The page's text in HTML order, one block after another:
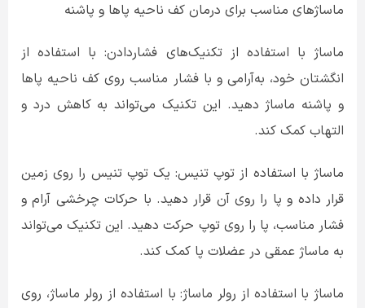
ماساژهای مناسب برای درمان کف ناحیه پاها و پاشنه
ماساژ با استفاده از تکنیک‌های فشاردادن: با استفاده از
انگشتان خود، به‌آرامی و با فشار مناسب روی کف ناحیه پاها
و پاشنه ماساژ دهید. این تکنیک می‌تواند به کاهش درد و
التهاب کمک کند.
ماساژ با استفاده از توپ تنیس: یک توپ تنیس را روی زمین
قرار داده و پا را روی آن قرار دهید. با حرکات چرخشی آرام و
فشار مناسب، پا را روی توپ حرکت دهید. این تکنیک می‌تواند
به ماساژ عمقی در عضلات پا کمک کند.
ماساژ با استفاده از رولر ماساژ: با استفاده از رولر ماساژ، روی